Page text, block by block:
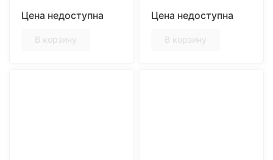
25 гр.
Цена недоступна
В корзину
Цена недоступна
В корзину